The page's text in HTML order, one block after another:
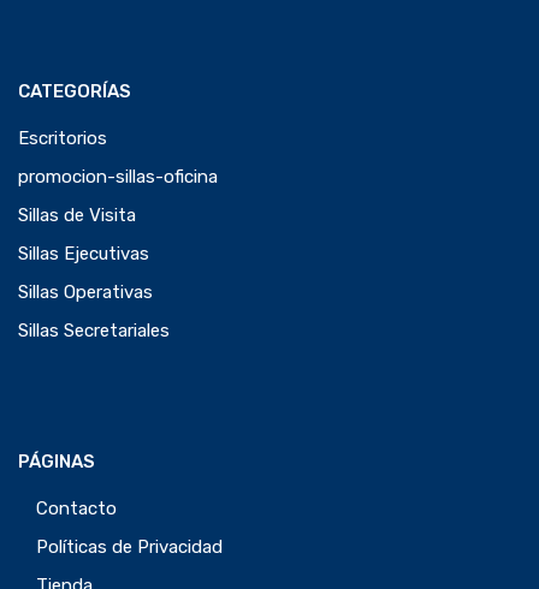
CATEGORÍAS
Escritorios
promocion-sillas-oficina
Sillas de Visita
Sillas Ejecutivas
Sillas Operativas
Sillas Secretariales
PÁGINAS
Contacto
Políticas de Privacidad